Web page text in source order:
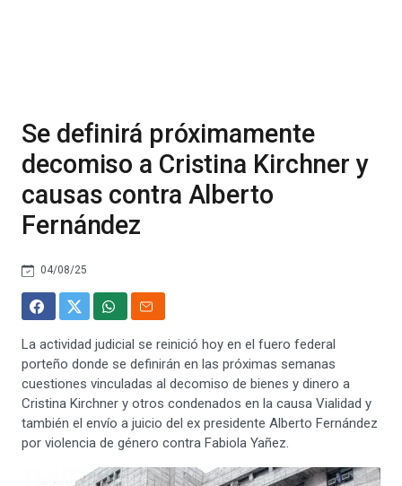
Se definirá próximamente
decomiso a Cristina Kirchner y
causas contra Alberto
Fernández
04/08/25
La actividad judicial se reinició hoy en el fuero federal
porteño donde se definirán en las próximas semanas
cuestiones vinculadas al decomiso de bienes y dinero a
Cristina Kirchner y otros condenados en la causa Vialidad y
también el envío a juicio del ex presidente Alberto Fernández
por violencia de género contra Fabiola Yañez.